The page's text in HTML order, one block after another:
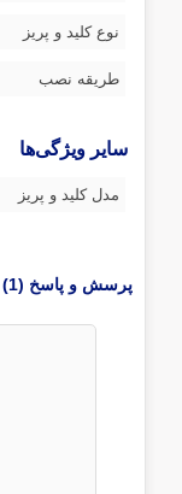
نوع کلید و پریز
طریقه نصب
سایر ویژگی‌ها
مدل کلید و پریز
پرسش و پاسخ (1)